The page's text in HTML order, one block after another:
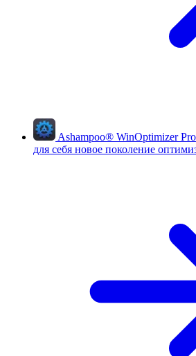
Ashampoo® WinOptimizer
для себя новое поколение